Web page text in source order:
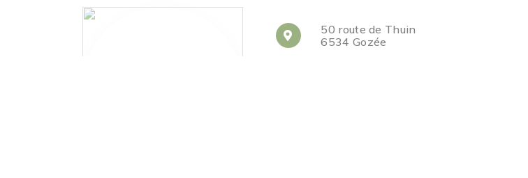
50 route de Thuin
6534 Gozée